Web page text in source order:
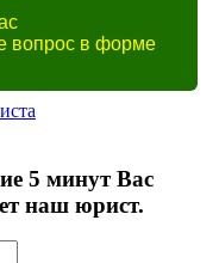
вопрос в форме